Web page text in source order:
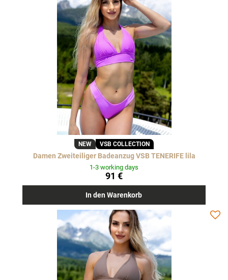
NEW VSB COLLECTION
Damen Zweiteiliger Badeanzug VSB TENERIFE lila
1-3 working days
91 €
In den Warenkorb